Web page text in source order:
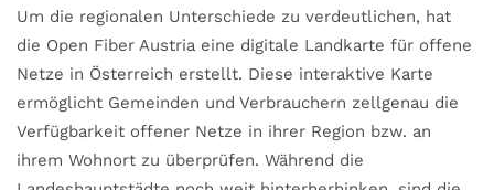
Um die regionalen Unterschiede zu verdeutlichen, hat
die Open Fiber Austria eine digitale Landkarte für offene
Netze in Österreich erstellt. Diese interaktive Karte
ermöglicht Gemeinden und Verbrauchern zellgenau die
Verfügbarkeit offener Netze in ihrer Region bzw. an
ihrem Wohnort zu überprüfen. Während die